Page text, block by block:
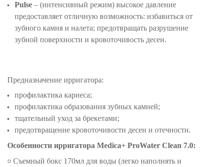
Pulse – (интенсивный режим) высокое давление
предоставляет отличную возможность: избавиться от
зубного камня и налета; предотвращать разрушение
зубной поверхности и кровоточивость десен.
Предназначение ирригатора:
профилактика кариеса;
профилактика образования зубных камней;
тщательный уход за брекетами;
предотвращение кровоточивости десен и отечности.
Особенности ирригатора Medica+ ProWater Clean 7.0:
¤ Съемный бокс 170мл для воды (легко наполнять и